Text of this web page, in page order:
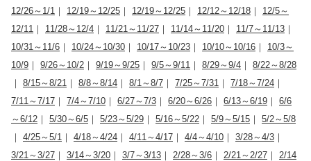
12/26～1/1 ｜ 12/19～12/25 ｜ 12/19～12/25 ｜ 12/12～12/18 ｜ 12/5～
12/11 ｜ 11/28～12/4 ｜ 11/21～11/27 ｜ 11/14～11/20 ｜ 11/7～11/13 ｜
10/31～11/6 ｜ 10/24～10/30 ｜ 10/17～10/23 ｜ 10/10～10/16 ｜ 10/3～
10/9 ｜ 9/26～10/2 ｜ 9/19～9/25 ｜ 9/5～9/11 ｜ 8/29～9/4 ｜ 8/22～8/28
｜ 8/15～8/21 ｜ 8/8～8/14 ｜ 8/1～8/7 ｜ 7/25～7/31 ｜ 7/18～7/24 ｜
7/11～7/17 ｜ 7/4～7/10 ｜ 6/27～7/3 ｜ 6/20～6/26 ｜ 6/13～6/19 ｜ 6/6
～6/12 ｜ 5/30～6/5 ｜ 5/23～5/29 ｜ 5/16～5/22 ｜ 5/9～5/15 ｜ 5/2～5/8
｜ 4/25～5/1 ｜ 4/18～4/24 ｜ 4/11～4/17 ｜ 4/4～4/10 ｜ 3/28～4/3 ｜
3/21～3/27 ｜ 3/14～3/20 ｜ 3/7～3/13 ｜ 2/28～3/6 ｜ 2/21～2/27 ｜ 2/14